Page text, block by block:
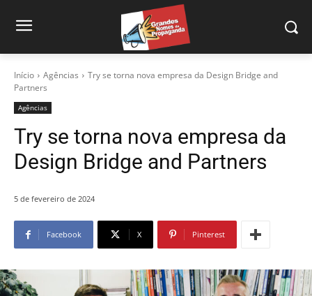
Início Agências
Try se torna nova empresa da Design Bridge and
Partners
Agências
Try se torna nova empresa da
Design Bridge and Partners
5 de fevereiro de 2024
Facebook X Pinterest